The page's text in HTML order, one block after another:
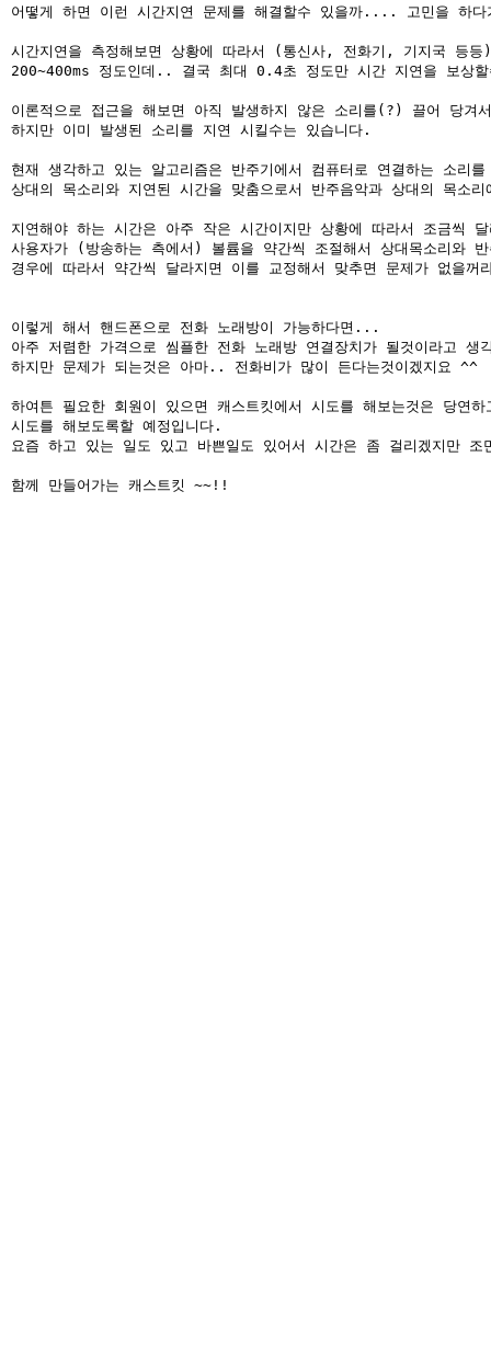
어떻게 하면 이런 시간지연 문제를 해결할수 있을까.... 고민을 하
시간지연을 측정해보면 상황에 따라서 (통신사, 전화기, 기지국 등등
200~400ms 정도인데.. 결국 최대 0.4초 정도만 시간 지연을 보상
이론적으로 접근을 해보면 아직 발생하지 않은 소리를(?) 끌어 당겨
하지만 이미 발생된 소리를 지연 시킬수는 있습니다.
현재 생각하고 있는 알고리즘은 반주기에서 컴퓨터로 연결하는 소리
상대의 목소리와 지연된 시간을 맞춤으로서 반주음악과 상대의 목소
지연해야 하는 시간은 아주 작은 시간이지만 상황에 따라서 조금씩 달
사용자가 (방송하는 측에서) 볼륨을 약간씩 조절해서 상대목소리와
경우에 따라서 약간씩 달라지면 이를 교정해서 맞추면 문제가 없을꺼
이렇게 해서 핸드폰으로 전화 노래방이 가능하다면...
아주 저렴한 가격으로 씸플한 전화 노래방 연결장치가 될것이라고 생
하지만 문제가 되는것은 아마.. 전화비가 많이 든다는것이겠지요 ^^
하여튼 필요한 회원이 있으면 캐스트킷에서 시도를 해보는것은 당연
시도를 해보도록할 예정입니다.
요즘 하고 있는 일도 있고 바쁜일도 있어서 시간은 좀 걸리겠지만 조